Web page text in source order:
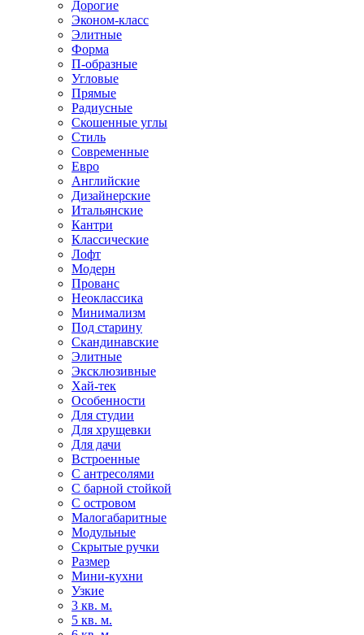
Дорогие
Эконом-класс
Элитные
Форма
П-образные
Угловые
Прямые
Радиусные
Скошенные углы
Стиль
Современные
Евро
Английские
Дизайнерские
Итальянские
Кантри
Классические
Лофт
Модерн
Прованс
Неоклассика
Минимализм
Под старину
Скандинавские
Элитные
Эксклюзивные
Хай-тек
Особенности
Для студии
Для хрущевки
Для дачи
Встроенные
С антресолями
С барной стойкой
С островом
Малогабаритные
Модульные
Скрытые ручки
Размер
Мини-кухни
Узкие
3 кв. м.
5 кв. м.